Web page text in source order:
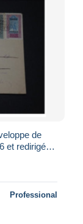
et redirigée
Professional